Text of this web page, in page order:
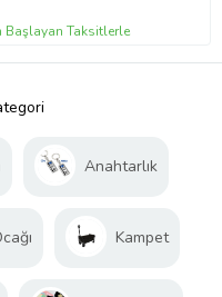
Başlayan Taksitlerle
Anahtarlık
Kampet